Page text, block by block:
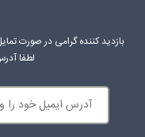
بازدید کننده گرامی در صورت
لطفا